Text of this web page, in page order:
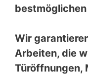
Wir
Arbeiten, die
Türöffnungen,